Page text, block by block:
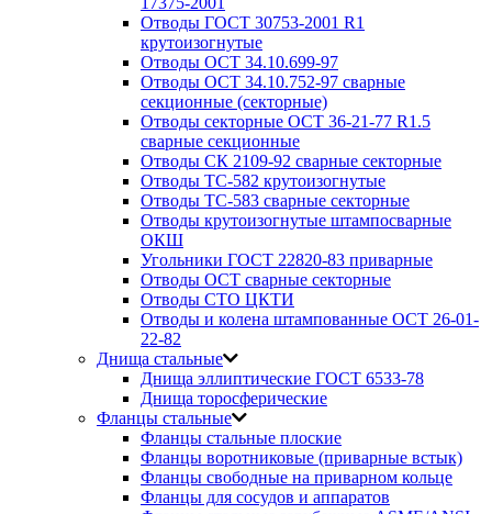
Отводы ГОСТ 30753-2001 R1
крутоизогнутые
Отводы ОСТ 34.10.699-97
Отводы ОСТ 34.10.752-97 сварные
секционные (секторные)
Отводы секторные ОСТ 36-21-77 R1.5
сварные секционные
Отводы СК 2109-92 сварные секторные
Отводы ТС-582 крутоизогнутые
Отводы ТС-583 сварные секторные
Отводы крутоизогнутые штампосварные
ОКШ
Угольники ГОСТ 22820-83 приварные
Отводы ОСТ сварные секторные
Отводы СТО ЦКТИ
Отводы и колена штампованные ОСТ 26-01-
22-82
Днища стальные
Днища эллиптические ГОСТ 6533-78
Днища торосферические
Фланцы стальные
Фланцы стальные плоские
Фланцы воротниковые (приварные встык)
Фланцы свободные на приварном кольце
Фланцы для сосудов и аппаратов